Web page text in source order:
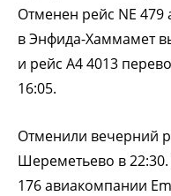
Отменен рейс NE
в Энфида-Хаммамет
и рейс A4 4013
16:05.
Отменили вечерний
Шереметьево в
176 авиакомпании